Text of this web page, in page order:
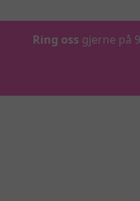
Ring oss gjerne på